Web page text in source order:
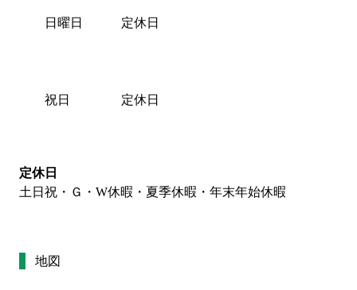
日曜日
祝日
定休日
定休日
定休日
土日祝・Ｇ・W休暇・夏季休暇・年末年始休暇
地図